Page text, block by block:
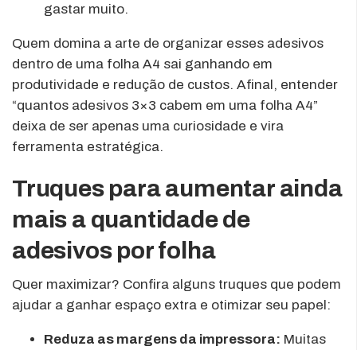
gastar muito.
Quem domina a arte de organizar esses adesivos
dentro de uma folha A4 sai ganhando em
produtividade e redução de custos. Afinal, entender
“quantos adesivos 3×3 cabem em uma folha A4”
deixa de ser apenas uma curiosidade e vira
ferramenta estratégica.
Truques para aumentar ainda
mais a quantidade de
adesivos por folha
Quer maximizar? Confira alguns truques que podem
ajudar a ganhar espaço extra e otimizar seu papel:
Reduza as margens da impressora: Muitas